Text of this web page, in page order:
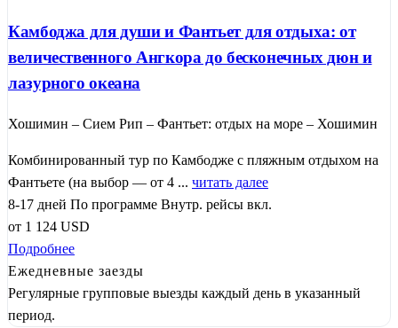
Камбоджа для души и Фантьет для отдыха: от
величественного Ангкора до бесконечных дюн и
лазурного океана
Хошимин – Сием Рип – Фантьет: отдых на море – Хошимин
Комбинированный тур по Камбодже с пляжным отдыхом на
Фантьете (на выбор — от 4 ... читать далее
8-17 дней По программе Внутр. рейсы вкл.
от 1 124 USD
Подробнее
Ежедневные заезды
Регулярные групповые выезды каждый день в указанный
период.